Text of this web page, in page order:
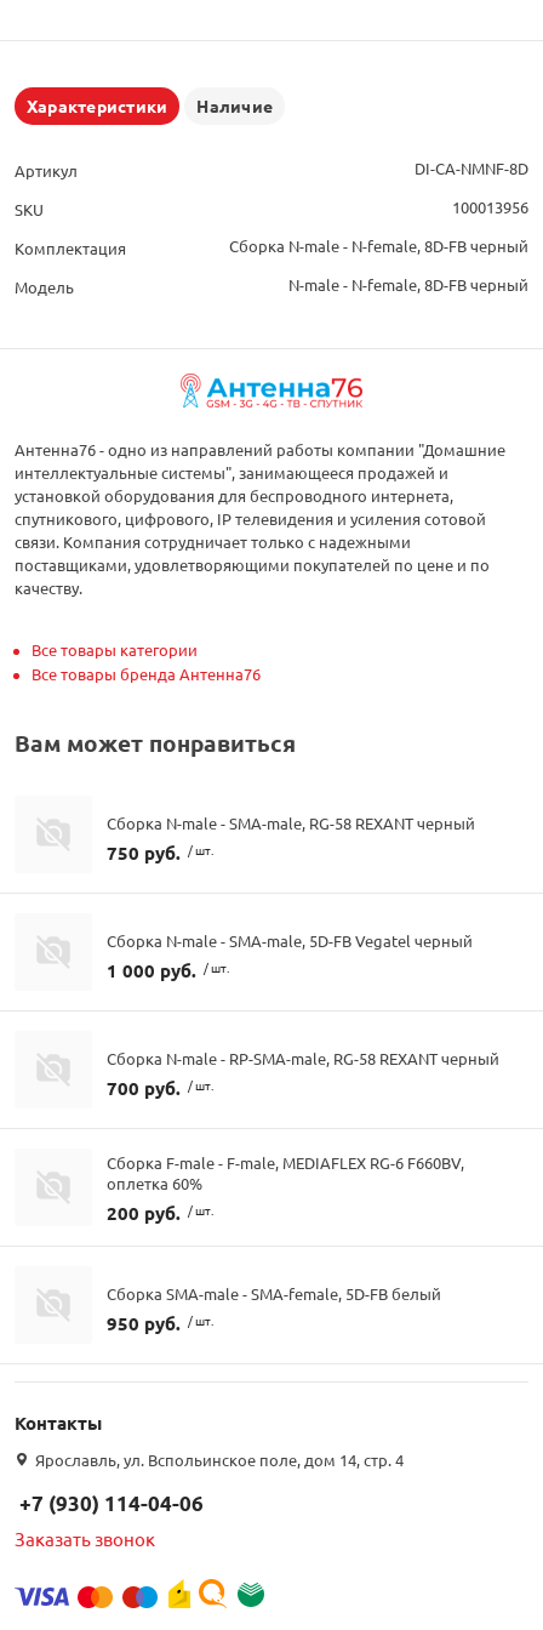
Характеристики Наличие
Артикул
DI-CA-NMNF-8D
SKU
100013956
Комплектация
Сборка N-male - N-female, 8D-FB черный
Модель
N-male - N-female, 8D-FB черный
Антенна76 - одно из направлений работы компании "Домашние
интеллектуальные системы", занимающееся продажей и
установкой оборудования для беспроводного интернета,
спутникового, цифрового, IP телевидения и усиления сотовой
связи. Компания сотрудничает только с надежными
поставщиками, удовлетворяющими покупателей по цене и по
качеству.
Все товары категории
Все товары бренда Антенна76
Вам может понравиться
Сборка N-male - SMA-male, RG-58 REXANT черный
750 руб. / шт.
Сборка N-male - SMA-male, 5D-FB Vegatel черный
1 000 руб. / шт.
Сборка N-male - RP-SMA-male, RG-58 REXANT черный
700 руб. / шт.
Сборка F-male - F-male, MEDIAFLEX RG-6 F660BV,
оплетка 60%
200 руб. / шт.
Сборка SMA-male - SMA-female, 5D-FB белый
950 руб. / шт.
Контакты
Ярославль, ул. Вспольинское поле, дом 14, стр. 4
+7 (930) 114-04-06
Заказать звонок